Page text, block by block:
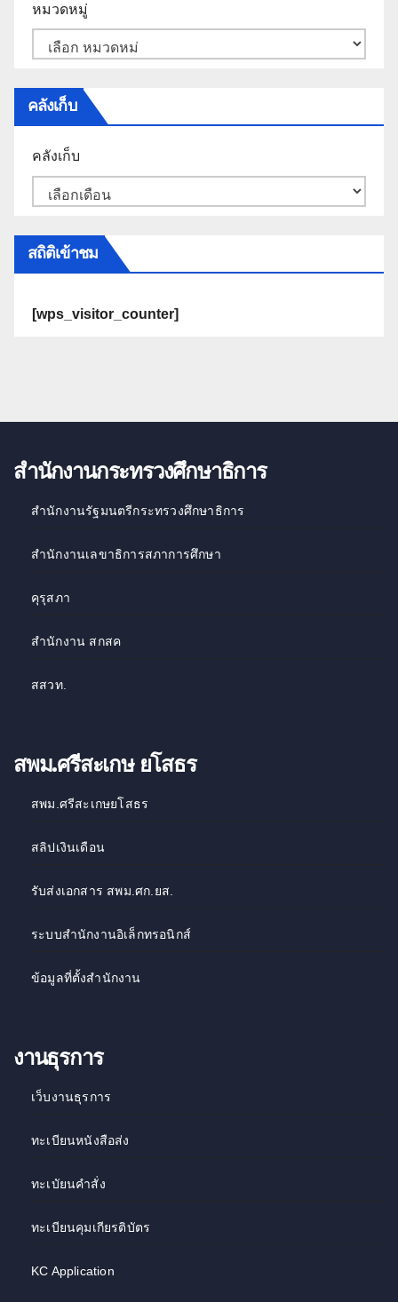
หมวดหมู่
คลังเก็บ
คลังเก็บ
สถิติเข้าชม
[wps_visitor_counter]
สำนักงานกระทรวงศึกษาธิการ
สำนักงานรัฐมนตรีกระทรวงศึกษาธิการ
สำนักงานเลขาธิการสภาการศึกษา
คุรุสภา
สำนักงาน สกสค
สสวท.
สพม.ศรีสะเกษ ยโสธร
สพม.ศรีสะเกษยโสธร
สลิปเงินเดือน
รับส่งเอกสาร สพม.ศก.ยส.
ระบบสำนักงานอิเล็กทรอนิกส์
ข้อมูลที่ตั้งสำนักงาน
งานธุรการ
เว็บงานธุรการ
ทะเบียนหนังสือส่ง
ทะเบัยนคำสั่ง
ทะเบียนคุมเกียรติบัตร
KC Application